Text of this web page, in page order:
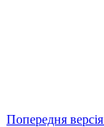
Попередня версія